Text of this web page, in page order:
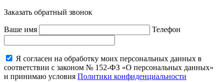
Заказать обратный звонок
Ваше имя Телефон
Я согласен на обработку моих персональных данных в
соответствии с законом № 152-ФЗ «О персональных данных»
и принимаю условия Политики конфиденциальности